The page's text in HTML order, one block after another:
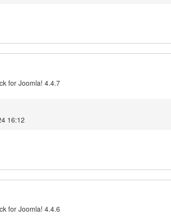
for Joomla! 4.4.7
16:12
for Joomla! 4.4.6